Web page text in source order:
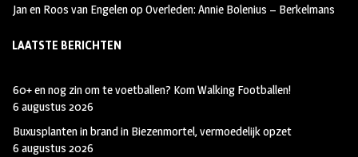
Jan en Roos van EngelenopOverleden: Annie Bolenius – Berkelmans
LAATSTE BERICHTEN
60+ en nog zin om te voetballen? Kom Walking Footballen!
6 augustus 2026
Buxusplanten in brand in Biezenmortel, vermoedelijk opzet
6 augustus 2026